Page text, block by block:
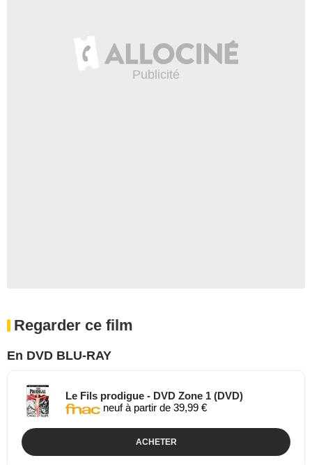
Regarder ce film
En DVD BLU-RAY
Le Fils prodigue - DVD Zone 1 (DVD)
neuf à partir de 39,99 €
ACHETER